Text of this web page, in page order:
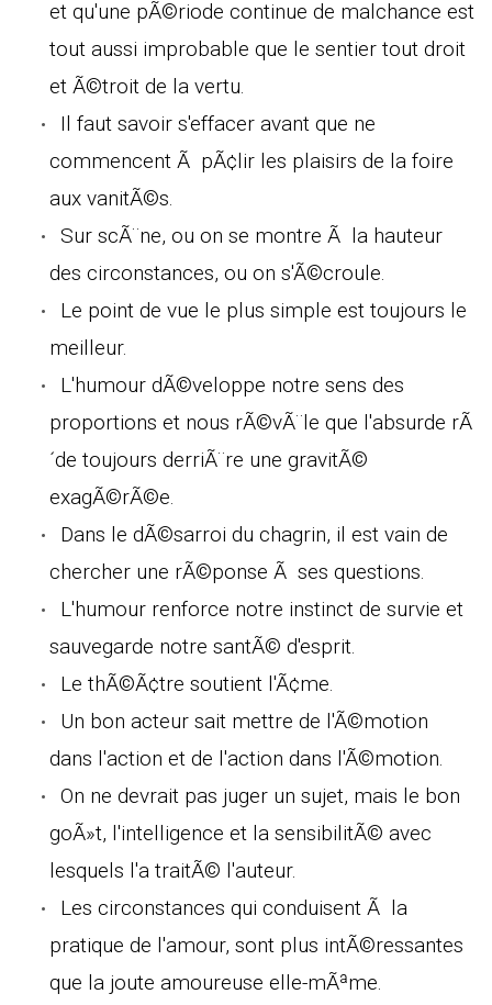
et qu'une pÃ©riode continue de malchance est
tout aussi improbable que le sentier tout droit
et Ã©troit de la vertu.
Il faut savoir s'effacer avant que ne
commencent Ã pÃ¢lir les plaisirs de la foire
aux vanitÃ©s.
Sur scÃ¨ne, ou on se montre Ã la hauteur
des circonstances, ou on s'Ã©croule.
Le point de vue le plus simple est toujours le
meilleur.
L'humour dÃ©veloppe notre sens des
proportions et nous rÃ©vÃ¨le que l'absurde rÃ
´de toujours derriÃ¨re une gravitÃ©
exagÃ©rÃ©e.
Dans le dÃ©sarroi du chagrin, il est vain de
chercher une rÃ©ponse Ã ses questions.
L'humour renforce notre instinct de survie et
sauvegarde notre santÃ© d'esprit.
Le thÃ©Ã¢tre soutient l'Ã¢me.
Un bon acteur sait mettre de l'Ã©motion
dans l'action et de l'action dans l'Ã©motion.
On ne devrait pas juger un sujet, mais le bon
goÃ»t, l'intelligence et la sensibilitÃ© avec
lesquels l'a traitÃ© l'auteur.
Les circonstances qui conduisent Ã la
pratique de l'amour, sont plus intÃ©ressantes
que la joute amoureuse elle-mÃªme.